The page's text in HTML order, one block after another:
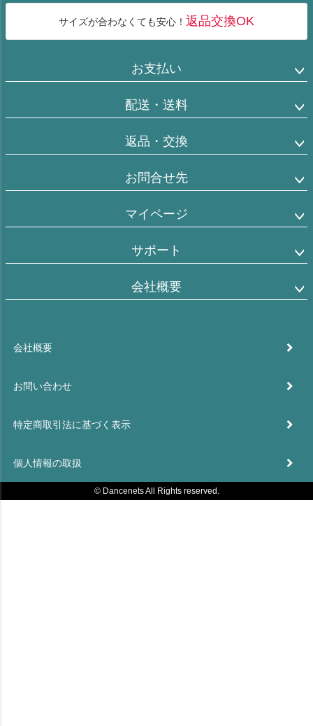
サイズが合わなくても安心！ 返品交換OK
お支払い
配送・送料
返品・交換
お問合せ先
マイページ
サポート
会社概要
会社概要
お問い合わせ
特定商取引法に基づく表示
個人情報の取扱
© Dancenets All Rights reserved.